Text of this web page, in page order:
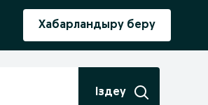
Хабарландыру беру
Іздеу